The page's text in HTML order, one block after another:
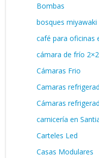
Bombas
bosques miyawaki
café para oficinas
cámara de frío
Cámaras Frio
Camaras
Cámaras
carnicería en
Carteles Led
Casas Modulares